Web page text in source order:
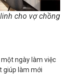
cho vợ chồng
ngày làm việc
giúp làm mới